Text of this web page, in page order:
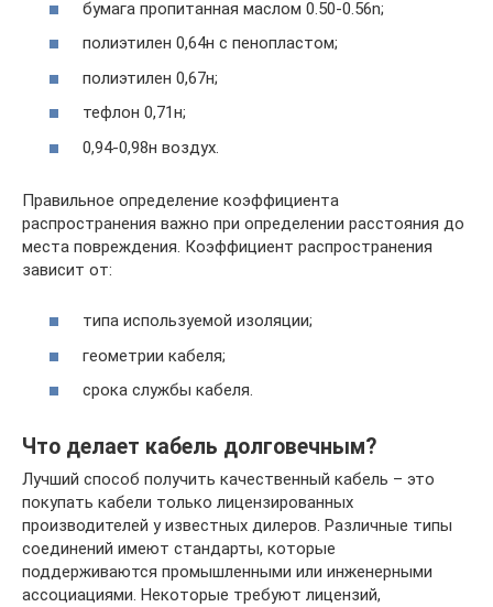
бумага пропитанная маслом 0.50-0.56n;
полиэтилен 0,64н с пенопластом;
полиэтилен 0,67н;
тефлон 0,71н;
0,94-0,98н воздух.
Правильное определение коэффициента
распространения важно при определении расстояния до
места повреждения. Коэффициент распространения
зависит от:
типа используемой изоляции;
геометрии кабеля;
срока службы кабеля.
Что делает кабель долговечным?
Лучший способ получить качественный кабель – это
покупать кабели только лицензированных
производителей у известных дилеров. Различные типы
соединений имеют стандарты, которые
поддерживаются промышленными или инженерными
ассоциациями. Некоторые требуют лицензий,